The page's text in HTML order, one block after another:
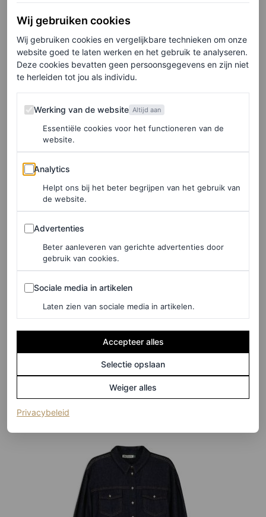
Gestructureerde denim blouse, € 89
HIER TE KOOP
Alaïa
©MYTHERESA
Denim overhemd met capuchon, € 990
HIER TE KOOP
Baukjen
Wij gebruiken cookies
Wij gebruiken cookies en vergelijkbare technieken om onze
website goed te laten werken en het gebruik te analyseren.
Deze cookies bevatten geen persoonsgegevens en zijn niet
te herleiden tot jou als individu.
Werking van de website
Werking van de website Altijd aan
Essentiële cookies voor het functioneren van de
website.
Analytics
Analytics
Helpt ons bij het beter begrijpen van het gebruik van
de website.
Advertenties
Advertenties
Beter aanleveren van gerichte advertenties door
gebruik van cookies.
Sociale media in artikelen
Sociale media in artikelen
Laten zien van sociale media in artikelen.
Accepteer alles
Selectie opslaan
Weiger alles
Privacybeleid